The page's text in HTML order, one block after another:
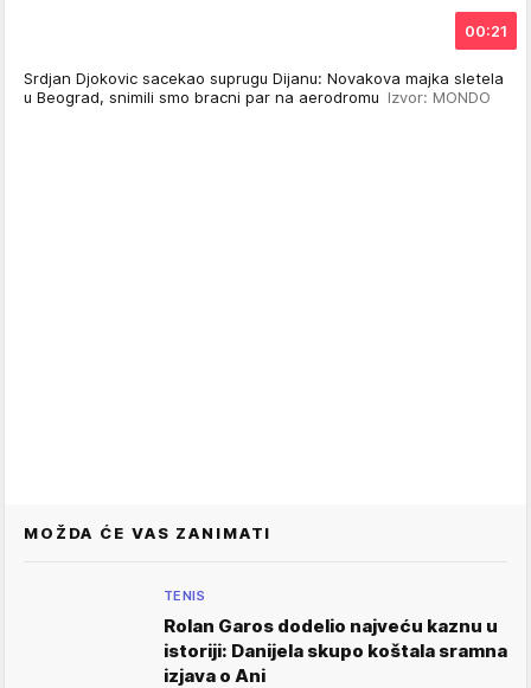
00:21
Srdjan Djokovic sacekao suprugu Dijanu: Novakova majka sletela
u Beograd, snimili smo bracni par na aerodromu Izvor: MONDO
MOŽDA ĆE VAS ZANIMATI
TENIS
Rolan Garos dodelio najveću kaznu u
istoriji: Danijela skupo koštala sramna
izjava o Ani